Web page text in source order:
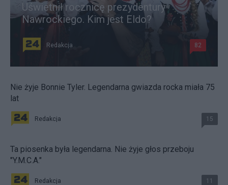
Uświetnił rocznicę prezydentury
Nawrockiego. Kim jest Eldo?
Redakcja 82
Nie żyje Bonnie Tyler. Legendarna gwiazda rocka miała 75
lat
Redakcja 15
Ta piosenka była legendarna. Nie żyje głos przeboju
"Y.M.C.A."
Redakcja 11